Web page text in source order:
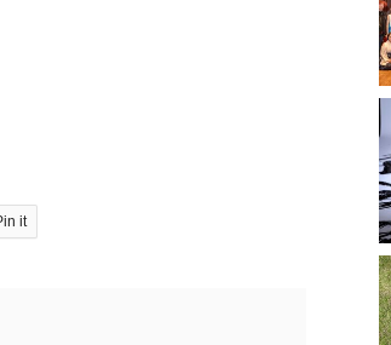
it